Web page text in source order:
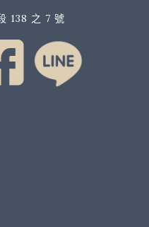
138 之 7 號